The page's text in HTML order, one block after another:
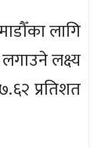
लागि
लक्ष्य
प्रतिशत